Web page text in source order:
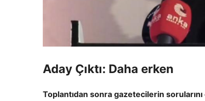
Aday Çıktı: Daha erken
Toplantıdan sonra gazetecilerin